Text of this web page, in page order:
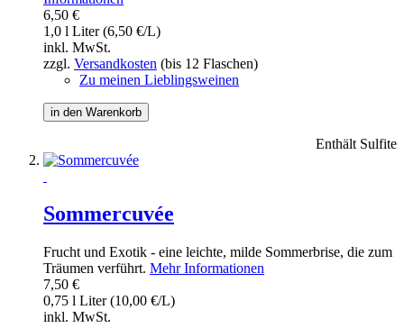
6,50 €
1,0 l Liter (6,50 €/L)
inkl. MwSt.
zzgl. Versandkosten (bis 12 Flaschen)
Zu meinen Lieblingsweinen
in den Warenkorb
Enthält Sulfite
Sommercuvée
Frucht und Exotik - eine leichte, milde Sommerbrise, die zum
Träumen verführt. Mehr Informationen
7,50 €
0,75 l Liter (10,00 €/L)
inkl. MwSt.